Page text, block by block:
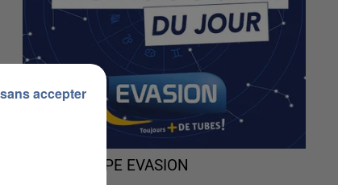
L'HOROSCOPE EVASION
accepter